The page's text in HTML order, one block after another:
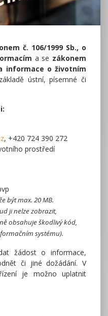
č. 106/1999 Sb., o
a se zákonem
informace o životním
ústní, písemné či
, +420 724 390 272
prostředí
být max. 20 MB.
ji nelze zobrazit,
obsahuje škodlivý kód,
systému).
žádost o informace,
či jiné dožádání. V
je možno uplatnit